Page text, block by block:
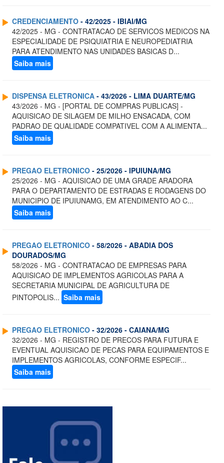
CREDENCIAMENTO - 42/2025 - IBIAI/MG
42/2025 - MG - CONTRATACAO DE SERVICOS MEDICOS NA
ESPECIALIDADE DE PSIQUIATRIA E NEUROPEDIATRIA
PARA ATENDIMENTO NAS UNIDADES BASICAS D...
Saiba mais
DISPENSA ELETRONICA - 43/2026 - LIMA DUARTE/MG
43/2026 - MG - [PORTAL DE COMPRAS PUBLICAS] -
AQUISICAO DE SILAGEM DE MILHO ENSACADA, COM
PADRAO DE QUALIDADE COMPATIVEL COM A ALIMENTA...
Saiba mais
PREGAO ELETRONICO - 25/2026 - IPUIUNA/MG
25/2026 - MG - AQUISICAO DE UMA GRADE ARADORA
PARA O DEPARTAMENTO DE ESTRADAS E RODAGENS DO
MUNICIPIO DE IPUIUNAMG, EM ATENDIMENTO AO C...
Saiba mais
PREGAO ELETRONICO - 58/2026 - ABADIA DOS
DOURADOS/MG
58/2026 - MG - CONTRATACAO DE EMPRESAS PARA
AQUISICAO DE IMPLEMENTOS AGRICOLAS PARA A
SECRETARIA MUNICIPAL DE AGRICULTURA DE
PINTOPOLIS... Saiba mais
PREGAO ELETRONICO - 32/2026 - CAIANA/MG
32/2026 - MG - REGISTRO DE PRECOS PARA FUTURA E
EVENTUAL AQUISICAO DE PECAS PARA EQUIPAMENTOS E
IMPLEMENTOS AGRICOLAS, CONFORME ESPECIF...
Saiba mais